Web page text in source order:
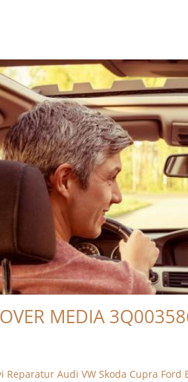
MEDIA
Reparatur Audi VW Skoda Cupra Ford